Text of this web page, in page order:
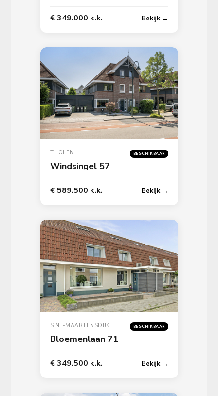
€ 349.000 k.k. Bekijk →
THOLEN BESCHIKBAAR
Windsingel 57
€ 589.500 k.k. Bekijk →
SINT-MAARTENSDIJK BESCHIKBAAR
Bloemenlaan 71
€ 349.500 k.k. Bekijk →